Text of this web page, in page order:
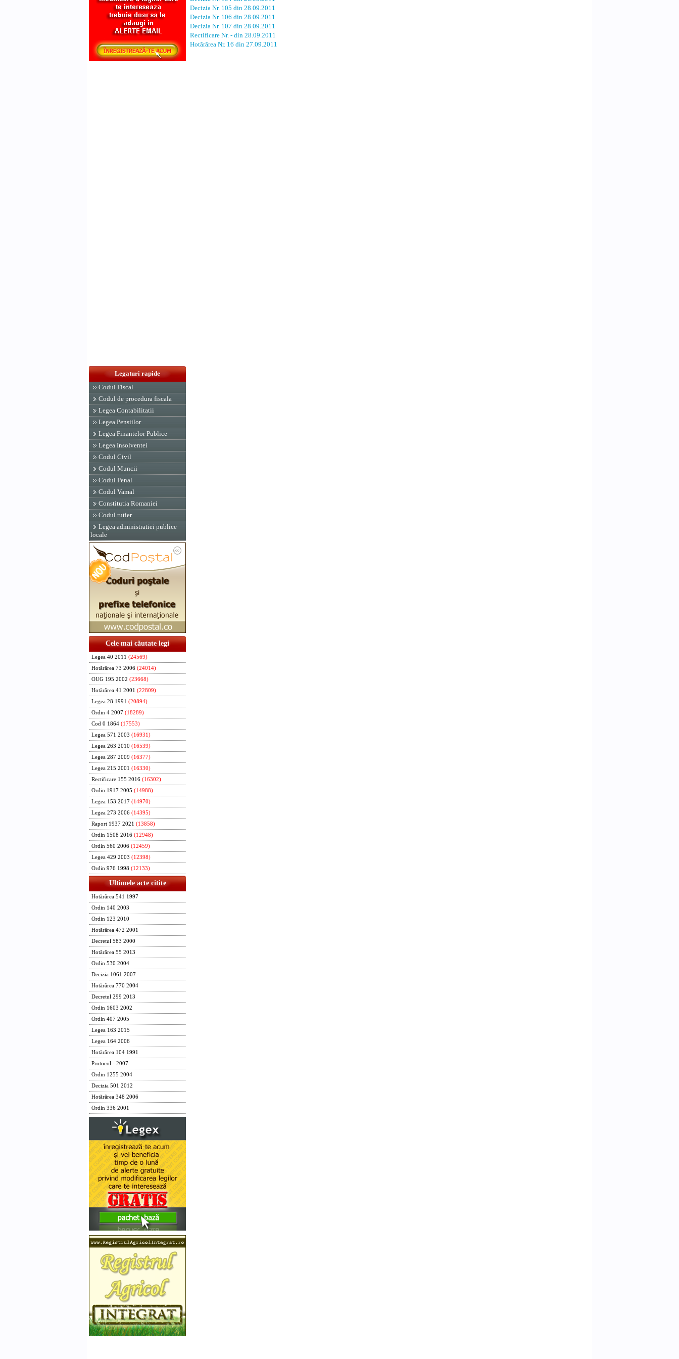
Legaturi rapide
Codul Fiscal
Codul de procedura fiscala
Legea Contabilitatii
Legea Pensiilor
Legea Finantelor Publice
Legea Insolventei
Codul Civil
Codul Muncii
Codul Penal
Codul Vamal
Constitutia Romaniei
Codul rutier
Legea administratiei publice
locale
Cele mai căutate legi
Legea 40 2011 (24569)
Hotărârea 73 2006 (24014)
OUG 195 2002 (23668)
Hotărârea 41 2001 (22809)
Legea 28 1991 (20894)
Ordin 4 2007 (18289)
Cod 0 1864 (17553)
Legea 571 2003 (16931)
Legea 263 2010 (16539)
Legea 287 2009 (16377)
Legea 215 2001 (16330)
Rectificare 155 2016 (16302)
Ordin 1917 2005 (14988)
Legea 153 2017 (14970)
Legea 273 2006 (14395)
Raport 1937 2021 (13858)
Ordin 1508 2016 (12948)
Ordin 560 2006 (12459)
Legea 429 2003 (12398)
Ordin 976 1998 (12133)
Ultimele acte citite
Hotărârea 541 1997
Ordin 140 2003
Ordin 123 2010
Hotărârea 472 2001
Decretul 583 2000
Hotărârea 55 2013
Ordin 530 2004
Decizia 1061 2007
Hotărârea 770 2004
Decretul 299 2013
Ordin 1603 2002
Ordin 407 2005
Legea 163 2015
Legea 164 2006
Hotărârea 104 1991
Protocol - 2007
Ordin 1255 2004
Decizia 501 2012
Hotărârea 348 2006
Ordin 336 2001
Decizia Nr. 105 din 28.09.2011
Decizia Nr. 106 din 28.09.2011
Decizia Nr. 107 din 28.09.2011
Rectificare Nr. - din 28.09.2011
Hotărârea Nr. 16 din 27.09.2011